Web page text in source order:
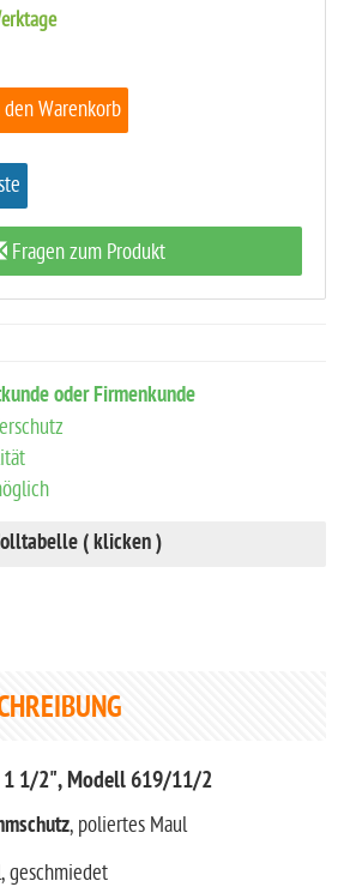
den Warenkorb
Fragen zum Produkt
oder Firmenkunde
( klicken )
1 1/2", Modell 619/11/2
, poliertes Maul
geschmiedet